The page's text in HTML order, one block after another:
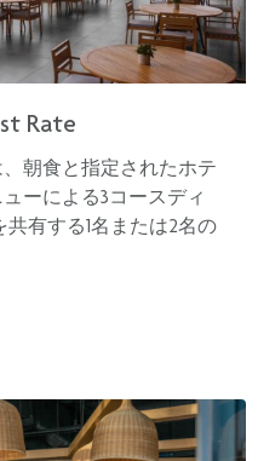
Rate
朝食と指定されたホテ
ーによる3コースディ
有する1名または2名の